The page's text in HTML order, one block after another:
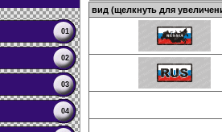
01
02
03
04
вид (щелкнуть для